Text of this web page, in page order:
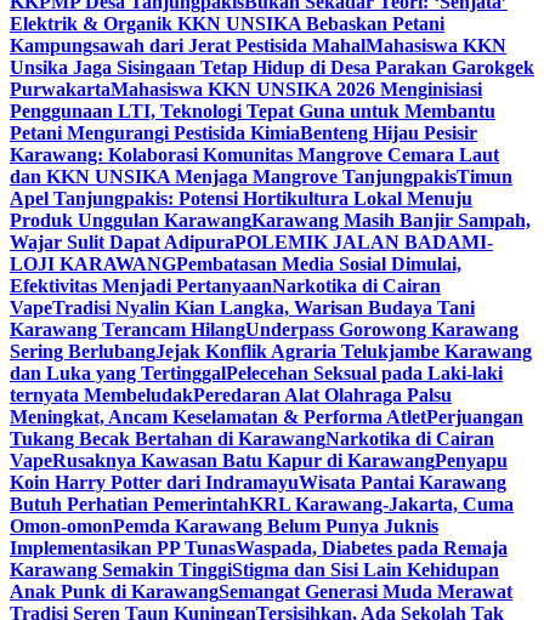
Elektrik & Organik KKN UNSIKA Bebaskan Petani
Kampungsawah dari Jerat Pestisida MahalMahasiswa KKN
Unsika Jaga Sisingaan Tetap Hidup di Desa Parakan Garokgek
PurwakartaMahasiswa KKN UNSIKA 2026 Menginisiasi
Penggunaan LTI, Teknologi Tepat Guna untuk Membantu
Petani Mengurangi Pestisida KimiaBenteng Hijau Pesisir
Karawang: Kolaborasi Komunitas Mangrove Cemara Laut
dan KKN UNSIKA Menjaga Mangrove TanjungpakisTimun
Apel Tanjungpakis: Potensi Hortikultura Lokal Menuju
Produk Unggulan KarawangKarawang Masih Banjir Sampah,
Wajar Sulit Dapat AdipuraPOLEMIK JALAN BADAMI-
LOJI KARAWANGPembatasan Media Sosial Dimulai,
Efektivitas Menjadi PertanyaanNarkotika di Cairan
VapeTradisi Nyalin Kian Langka, Warisan Budaya Tani
Karawang Terancam HilangUnderpass Gorowong Karawang
Sering BerlubangJejak Konflik Agraria Telukjambe Karawang
dan Luka yang TertinggalPelecehan Seksual pada Laki-laki
ternyata MembeludakPeredaran Alat Olahraga Palsu
Meningkat, Ancam Keselamatan & Performa AtletPerjuangan
Tukang Becak Bertahan di KarawangNarkotika di Cairan
VapeRusaknya Kawasan Batu Kapur di KarawangPenyapu
Koin Harry Potter dari IndramayuWisata Pantai Karawang
Butuh Perhatian PemerintahKRL Karawang-Jakarta, Cuma
Omon-omonPemda Karawang Belum Punya Juknis
Implementasikan PP TunasWaspada, Diabetes pada Remaja
Karawang Semakin TinggiStigma dan Sisi Lain Kehidupan
Anak Punk di KarawangSemangat Generasi Muda Merawat
Tradisi Seren Taun KuninganTersisihkan, Ada Sekolah Tak